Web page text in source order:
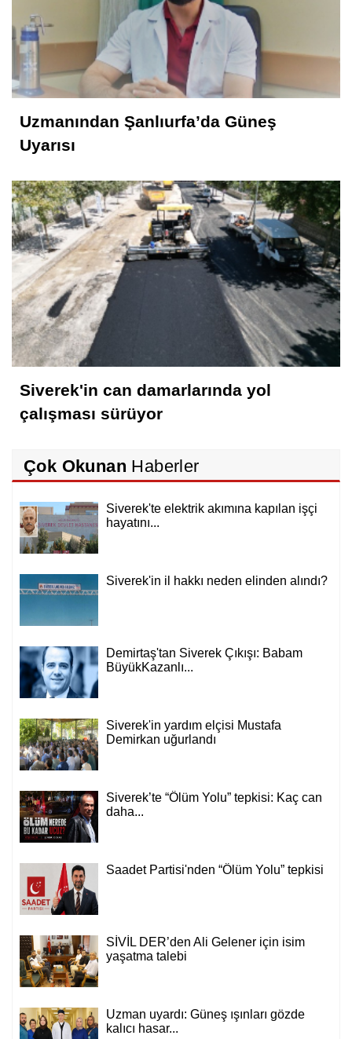
Uzmanından Şanlıurfa’da Güneş
Uyarısı
Siverek'in can damarlarında yol
çalışması sürüyor
Çok Okunan Haberler
Siverek'te elektrik akımına kapılan işçi
hayatını...
Siverek'in il hakkı neden elinden alındı?
Demirtaş'tan Siverek Çıkışı: Babam
BüyükKazanlı...
Siverek'in yardım elçisi Mustafa
Demirkan uğurlandı
Siverek’te “Ölüm Yolu” tepkisi: Kaç can
daha...
Saadet Partisi'nden “Ölüm Yolu” tepkisi
SİVİL DER’den Ali Gelener için isim
yaşatma talebi
Uzman uyardı: Güneş ışınları gözde
kalıcı hasar...